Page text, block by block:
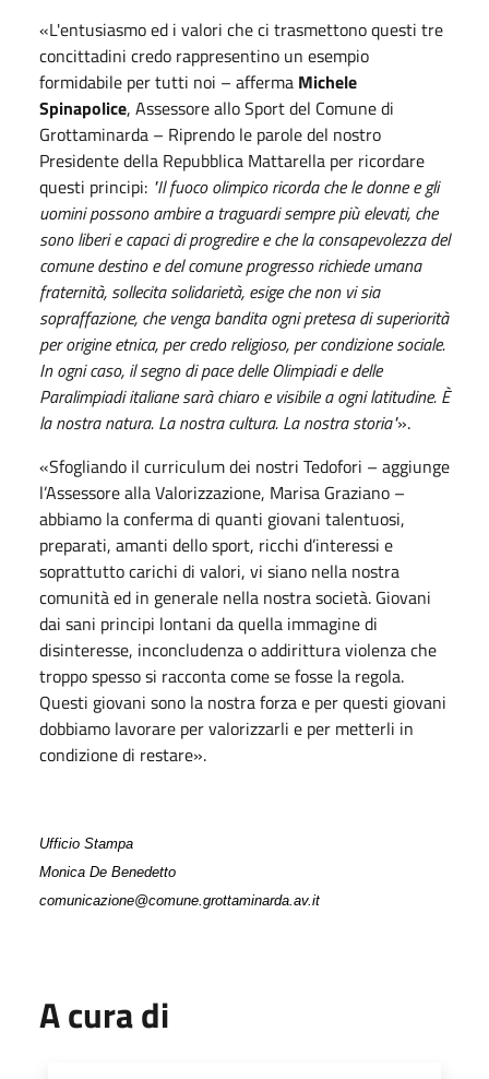
«L'entusiasmo ed i valori che ci trasmettono questi tre
concittadini credo rappresentino un esempio
formidabile per tutti noi – afferma Michele
Spinapolice, Assessore allo Sport del Comune di
Grottaminarda – Riprendo le parole del nostro
Presidente della Repubblica Mattarella per ricordare
questi principi: "Il fuoco olimpico ricorda che le donne e gli
uomini possono ambire a traguardi sempre più elevati, che
sono liberi e capaci di progredire e che la consapevolezza del
comune destino e del comune progresso richiede umana
fraternità, sollecita solidarietà, esige che non vi sia
sopraffazione, che venga bandita ogni pretesa di superiorità
per origine etnica, per credo religioso, per condizione sociale.
In ogni caso, il segno di pace delle Olimpiadi e delle
Paralimpiadi italiane sarà chiaro e visibile a ogni latitudine. È
la nostra natura. La nostra cultura. La nostra storia"».
«Sfogliando il curriculum dei nostri Tedofori – aggiunge
l’Assessore alla Valorizzazione, Marisa Graziano –
abbiamo la conferma di quanti giovani talentuosi,
preparati, amanti dello sport, ricchi d’interessi e
soprattutto carichi di valori, vi siano nella nostra
comunità ed in generale nella nostra società. Giovani
dai sani principi lontani da quella immagine di
disinteresse, inconcludenza o addirittura violenza che
troppo spesso si racconta come se fosse la regola.
Questi giovani sono la nostra forza e per questi giovani
dobbiamo lavorare per valorizzarli e per metterli in
condizione di restare».
Ufficio Stampa
Monica De Benedetto
comunicazione@comune.grottaminarda.av.it
A cura di